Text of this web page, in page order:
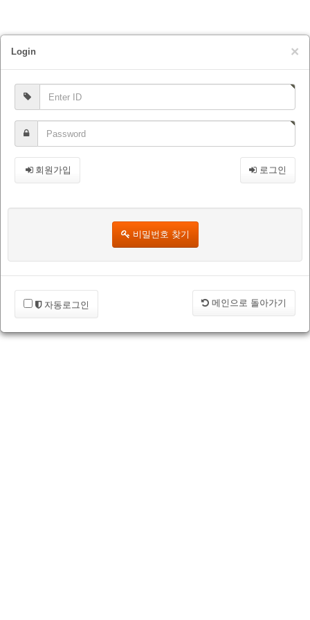
×
Login
로그인
회원가입
비밀번호 찾기
자동로그인 메인으로 돌아가기